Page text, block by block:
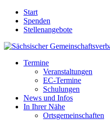
Start
Spenden
Stellenangebote
Termine
Veranstaltungen
EC-Termine
Schulungen
News und Infos
In Ihrer Nähe
Ortsgemeinschaften